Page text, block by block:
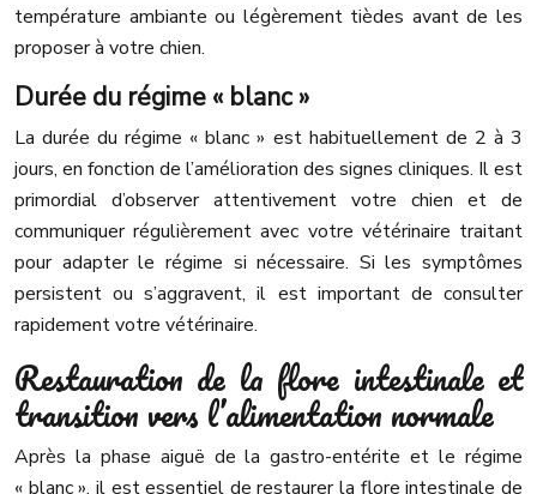
température ambiante ou légèrement tièdes avant de les
proposer à votre chien.
Durée du régime « blanc »
La durée du régime « blanc » est habituellement de 2 à 3
jours, en fonction de l’amélioration des signes cliniques. Il est
primordial d’observer attentivement votre chien et de
communiquer régulièrement avec votre vétérinaire traitant
pour adapter le régime si nécessaire. Si les symptômes
persistent ou s’aggravent, il est important de consulter
rapidement votre vétérinaire.
Restauration de la flore intestinale et
transition vers l’alimentation normale
Après la phase aiguë de la gastro-entérite et le régime
« blanc », il est essentiel de restaurer la flore intestinale de